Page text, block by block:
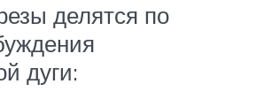
делятся по
дуги: